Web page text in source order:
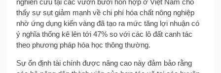
nghiên cứu tại các vườn bưởi hỗn hợp ở Việt Nam cho
thấy sự sụt giảm mạnh về chi phí hóa chất nông nghiệp
nhờ ứng dụng kiến vàng đã tạo ra mức tăng lợi nhuận có
ý nghĩa thống kê lên tới 47% so với các lô đất canh tác
theo phương pháp hóa học thông thường.
Sự ổn định tài chính được nâng cao này đảm bảo rằng